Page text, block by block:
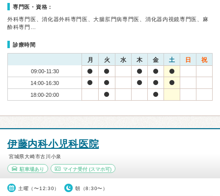
専門医・資格：
外科専門医、消化器外科専門医、大腸肛門病専門医、消化器内視鏡専門医、麻
酔科専門…
診療時間
月 火 水 木 金 土 日 祝
09:00-11:30
14:00-16:30
18:00-20:00
伊藤内科小児科医院
宮城県大崎市古川小泉
駐車場あり マイナ受付(スマホ可)
土曜（〜12:30） 朝（8:30〜）